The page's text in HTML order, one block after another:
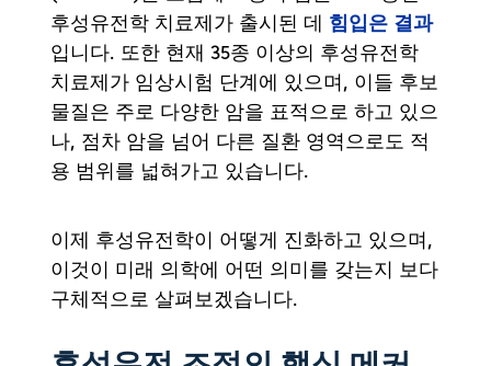
후성유전학 치료제가 출시된 데 힘입은 결과
입니다. 또한 현재 35종 이상의 후성유전학
치료제가 임상시험 단계에 있으며, 이들 후보
물질은 주로 다양한 암을 표적으로 하고 있으
나, 점차 암을 넘어 다른 질환 영역으로도 적
용 범위를 넓혀가고 있습니다.
이제 후성유전학이 어떻게 진화하고 있으며,
이것이 미래 의학에 어떤 의미를 갖는지 보다
구체적으로 살펴보겠습니다.